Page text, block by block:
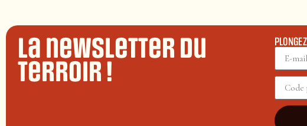
La newsletter du
terroir !